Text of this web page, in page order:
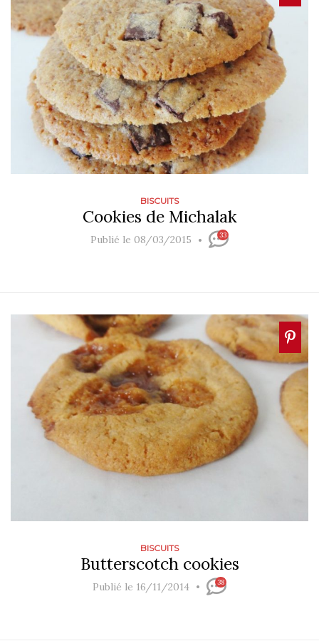
BISCUITS
Cookies de Michalak
Publié le 08/03/2015 33
BISCUITS
Butterscotch cookies
Publié le 16/11/2014 38